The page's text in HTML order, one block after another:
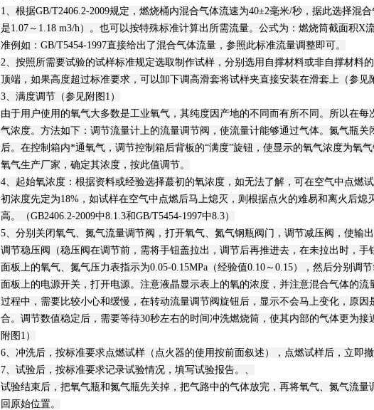
1、根据GB/T2406.2-2009规定，燃烧桶内混合气体流速为40±2毫米/秒，据此选择混
是1.07～1.18 m3/h）。也可以按特殊标准计算出所需流量。公式为：燃烧筒截面积X
准例如：GB/T5454-1997直接给出了混合气体流量，参照此标准流量调整即可。
2、按照所需要试验的试样标准规定选取制作试样，分别选用自撑材料或非自撑材料
顶端，如果高度超过标准要求，可以卸下调高滑套将试样夹直接安装在滑套上（参见
3、满度调节（参见附图1）
由于用户使用的氧气大多数是工业氧气，其纯度因产地的不同而有所不同。所以在每
气浓度。方法如下：调节流量计上的流量调节阀，使流量计能够通过气体。氮气瓶关
后。在控制箱内*通氧气，调节控制箱后背板的“满度”旋钮，使显示的氧气浓度为氧
氧气生产厂家，确定其浓度，按此值调节。
4、起始氧浓度：根据资料或经验选择蕞初的氧浓度，如无法了解，可在空气中点燃
初浓度先定为18%，如试样在空气中点燃后马上熄灭，则根据点火的难易和离火后熄
高。（GB2406.2-2009中8.1.3和GB/T5454-1997中8.3）
5、分别关闭氧气、氮气流量调节阀，打开氧气、氮气钢瓶阀门，调节减压阀，使输
调节稳压阀（稳压阀在调节前，需将手钮盖拉出，调节后再推进去，在未拉出时，手
面板上的氧气、氮气压力表指示为0.05-0.15MPa（经验值0.10～0.15），然后分别调
面板上的电源开关，打开电源。注意液晶显示表上的氧的浓度，并注意混合气体的流
过程中，需要比较小心和缓慢，在转动流量调节阀旋钮后，显示不会马上变化，原因
合。调节数值稳定后，需要等待30秒左右的时间冲洗燃烧筒，使其内部的气体更为接
附图1）
6、冲洗后，按标准要求点燃试样（点火器的使用按前面叙述），点燃试样后，立即撤
7、试验后，按标准要求记录试验情况，填写试验报告。、
试验结束后，把氧气瓶和氮气瓶先关掉，把气路中的气体放完，再将氧气、氮气流量
回原始位置。